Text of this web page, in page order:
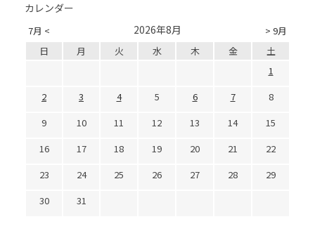
カレンダー
7月 < > 9月
2026年8月
日 月 火 水 木 金
土
1
2
3 4 5 6 7
8
9
10 11 12 13 14
15
16
17 18 19 20 21
22
23
24 25 26 27 28
29
30
31